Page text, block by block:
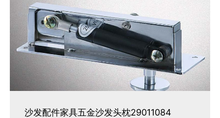
沙发配件家具五金沙发头枕29011084